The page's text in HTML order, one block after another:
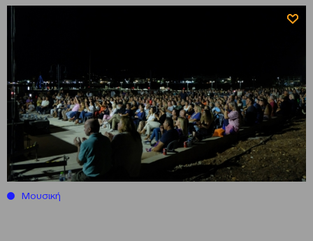
Μουσική